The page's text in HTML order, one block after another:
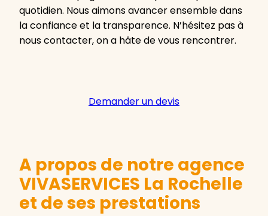
quotidien. Nous aimons avancer ensemble dans
la confiance et la transparence. N’hésitez pas à
nous contacter, on a hâte de vous rencontrer.
Demander un devis
A propos de notre agence
VIVASERVICES La Rochelle
et de ses prestations